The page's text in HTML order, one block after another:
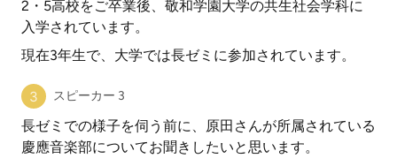
2・5高校をご卒業後、敬和学園大学の共生社会学科に
入学されています。
現在3年生で、大学では長ゼミに参加されています。
スピーカー 3
長ゼミでの様子を伺う前に、原田さんが所属されている
慶應音楽部についてお聞きしたいと思います。